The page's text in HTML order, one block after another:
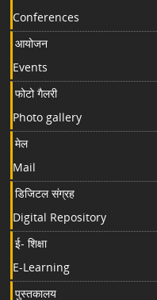
Conferences
आयोजन
Events
फोटो गैलरी
Photo gallery
मेल
Mail
डिजिटल संग्रह
Digital Repository
ई- शिक्षा
E-Learning
पुस्तकालय